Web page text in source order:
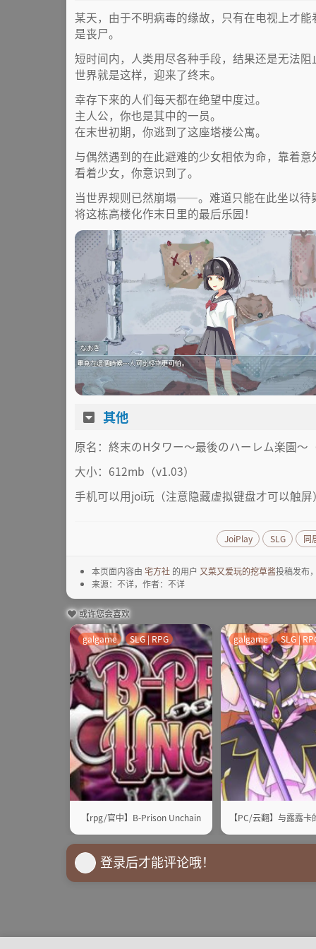
某天，由于不明病毒的缘故，只有在电视上才
是丧尸。
短时间内，人类用尽各种手段，结果还是无法阻
世界就是这样，迎来了终末。
幸存下来的人们每天都在绝望中度过。
主人公，你也是其中的一员。
在末世初期，你逃到了这座塔楼公寓。
与偶然遇到的在此避难的少女相依为命，靠着
看着少女，你意识到了。
当世界规则已然崩塌——。难道只能在此坐以待
将这栋高楼化作末日里的最后乐园！
其他
原名：終末のHタワー～最後のハーレム楽園～
大小：612mb（v1.03）
手机可以用joi玩（注意隐藏虚拟键盘才可以触
JoiPlay SLG 同
本页面内容由 宅方社 的用户 又菜又爱玩的挖草酱投稿发布
来源：不详，作者：不详
或许您会喜欢
【rpg/官中】B-Prison Unchain
galgame SLG | RPG
【PC/云翻】与露露
galgame SLG |
登录后才能评论哦！